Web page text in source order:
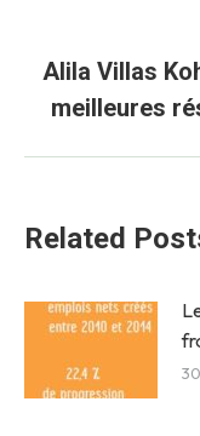
Alila Villas
meilleures
Related